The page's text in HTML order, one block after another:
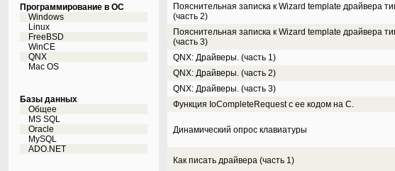
Программирование в ОС
Windows
Linux
FreeBSD
WinCE
QNX
Mac OS
Базы данных
Общее
MS SQL
Oracle
MySQL
ADO.NET
Пояснительная записка к Wizard template драйвера
(часть 2)
Пояснительная записка к Wizard template драйвера
(часть 3)
QNX: Драйверы. (часть 1)
QNX: Драйверы. (часть 2)
QNX: Драйверы. (часть 3)
Функция IoCompletеRequest с ее кодом на С.
Динамический опрос клавиатуры
Как писать драйвера (часть 1)